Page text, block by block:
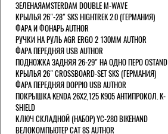
ЗЕЛЕНАЯAMSTERDAM DOUBLE M-WAVE
КРЫЛЬЯ 26"-28" SKS HIGHTREK 2.0 (ГЕРМАНИЯ)
ФАРА И ФОНАРЬ AUTHOR
РУЧКИ НА РУЛЬ AGR ERGO 2 130ММ AUTHOR
ФАРА ПЕРЕДНЯЯ USB AUTHOR
ПОДНОЖКА ЗАДНЯЯ 26-29" НА ОДНО ПЕРО OSTAND
КРЫЛЬЯ 26" CROSSBOARD-SET SKS (ГЕРМАНИЯ)
ФАРА ПЕРЕДНЯЯ DOPPIO USB AUTHOR
ПОКРЫШКА KENDA 26Х2,125 K905 АНТИПРОКОЛ. K-
SHIELD
КЛЮЧ СКЛАДНОЙ (НАБОР) YC-280 BIKEHAND
ВЕЛОКОМПЬЮТЕР CAT 8S AUTHOR